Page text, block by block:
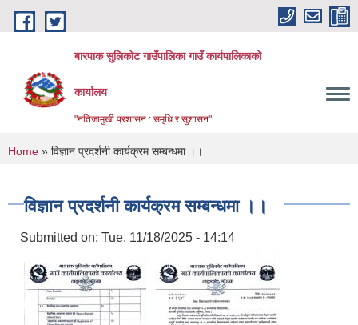
Skip to main content
बारपाक सुलिकोट गाउँपालिका गाउँ कार्यपालिकाको
कार्यालय
"नतिजामुखी प्रशासन : समृधि र सुशासन"
You are here
Home » विज्ञान प्रदर्शनी कार्यक्रम सम्बन्धमा ।।
विज्ञान प्रदर्शनी कार्यक्रम सम्बन्धमा ।।
Submitted on: Tue, 11/18/2025 - 14:14